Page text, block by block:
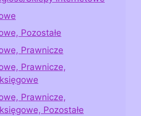
Pozostałe
Prawnicze
Prawnicze,
Prawnicze,
Pozostałe